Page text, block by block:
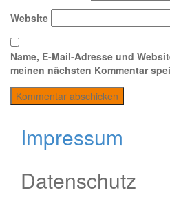
Website
Name, E-Mail-Adresse und
meinen nächsten Kommentar
Impressum
Datenschutz